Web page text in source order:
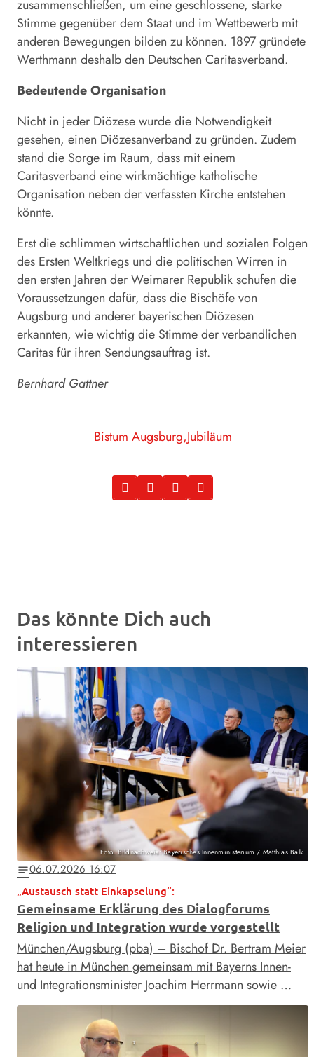
zusammenschließen, um eine geschlossene, starke
Stimme gegenüber dem Staat und im Wettbewerb mit
anderen Bewegungen bilden zu können. 1897 gründete
Werthmann deshalb den Deutschen Caritasverband.
Bedeutende Organisation
Nicht in jeder Diözese wurde die Notwendigkeit
gesehen, einen Diözesanverband zu gründen. Zudem
stand die Sorge im Raum, dass mit einem
Caritasverband eine wirkmächtige katholische
Organisation neben der verfassten Kirche entstehen
könnte.
Erst die schlimmen wirtschaftlichen und sozialen Folgen
des Ersten Weltkriegs und die politischen Wirren in
den ersten Jahren der Weimarer Republik schufen die
Voraussetzungen dafür, dass die Bischöfe von
Augsburg und anderer bayerischen Diözesen
erkannten, wie wichtig die Stimme der verbandlichen
Caritas für ihren Sendungsauftrag ist.
Bernhard Gattner
Bistum Augsburg Jubiläum
Das könnte Dich auch
interessieren
Foto: Bildnachweis: Bayerisches Innenministerium / Matthias Balk
notes06.07.2026 16:07
„Austausch statt Einkapselung“:
Gemeinsame Erklärung des Dialogforums
Religion und Integration wurde vorgestellt
München/Augsburg (pba) – Bischof Dr. Bertram Meier
hat heute in München gemeinsam mit Bayerns Innen-
und Integrationsminister Joachim Herrmann sowie …